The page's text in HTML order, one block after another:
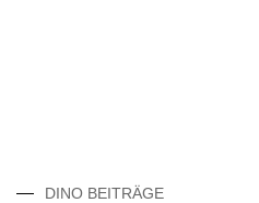
DINO BEITRÄGE